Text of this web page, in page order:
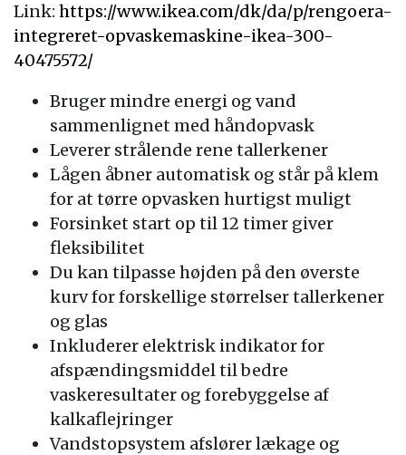
Link: https://www.ikea.com/dk/da/p/rengoera-
integreret-opvaskemaskine-ikea-300-
40475572/
Bruger mindre energi og vand
sammenlignet med håndopvask
Leverer strålende rene tallerkener
Lågen åbner automatisk og står på klem
for at tørre opvasken hurtigst muligt
Forsinket start op til 12 timer giver
fleksibilitet
Du kan tilpasse højden på den øverste
kurv for forskellige størrelser tallerkener
og glas
Inkluderer elektrisk indikator for
afspændingsmiddel til bedre
vaskeresultater og forebyggelse af
kalkaflejringer
Vandstopsystem afslører lækage og